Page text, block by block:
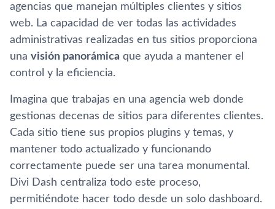
agencias que manejan múltiples clientes y sitios
web. La capacidad de ver todas las actividades
administrativas realizadas en tus sitios proporciona
una visión panorámica que ayuda a mantener el
control y la eficiencia.
Imagina que trabajas en una agencia web donde
gestionas decenas de sitios para diferentes clientes.
Cada sitio tiene sus propios plugins y temas, y
mantener todo actualizado y funcionando
correctamente puede ser una tarea monumental.
Divi Dash centraliza todo este proceso,
permitiéndote hacer todo desde un solo dashboard.